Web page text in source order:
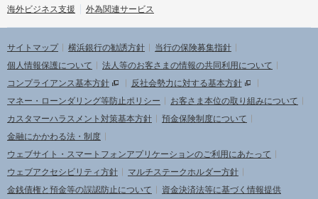
海外ビジネス支援 外為関連サービス
サイトマップ 横浜銀行の勧誘方針
当行の保険募集指針
個人情報保護について
法人等のお客さまの情報の共同利用について
コンプライアンス基本方針
反社会勢力に対する基本方針
マネー・ローンダリング等防止ポリシー
お客さま本位の取り組みについて
カスタマーハラスメント対策基本方針
預金保険制度について
金融にかかわる法・制度
ウェブサイト・スマートフォンアプリケーションのご利用にあたって
ウェブアクセシビリティ方針
マルチステークホルダー方針
金銭債権と預金等の誤認防止について
資金決済法等に基づく情報提供